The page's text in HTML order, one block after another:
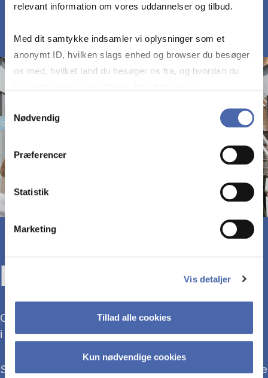
relevant information om vores uddannelser og tilbud.
Med dit samtykke indsamler vi oplysninger som et
anonymt ID, hvilken slags enhed og browser du besøger
os med, hvilket land du besøger os fra, og hvordan du
markedsføring. Du bestemmer selv - og kan altid trække
Nødvendig
Præferencer
Statistik
Marketing
Vis detaljer
Tillad alle cookies
Kun nødvendige cookies
KOM TIL ÅBENT HUS
Overvejer du at søge ind på en bacheloruddannelse
i 2027?
Så kom med til Åbent Hus, hvor du kan blive klogere